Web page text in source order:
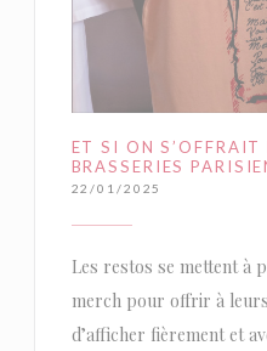
ET SI ON S’OFFRAIT
BRASSERIES
22/01/2025
Les restos se mettent
merch pour offrir à
d’afficher fièrement et